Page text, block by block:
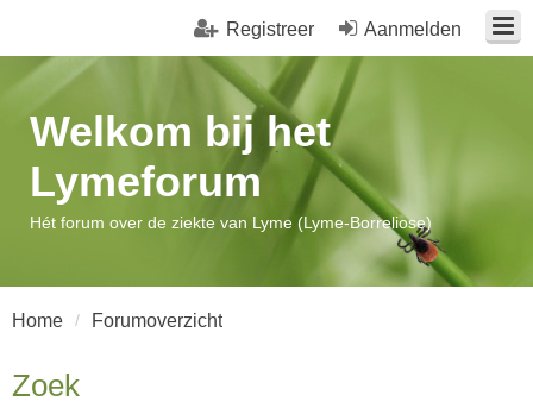
Aanmelden
Registreer
Welkom bij het
Lymeforum
Hét forum over de ziekte van Lyme (Lyme-Borreliose)
Home Forumoverzicht
Zoek